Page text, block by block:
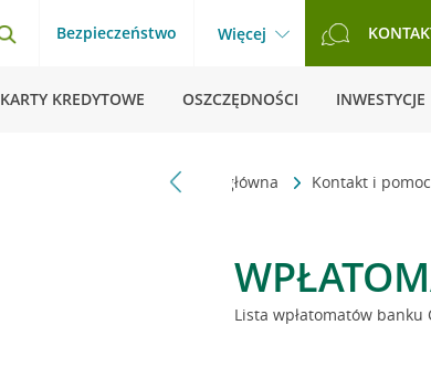
Bezpieczeństwo Więcej
KARTY KREDYTOWE OSZCZĘDNOŚCI INWESTYCJE
Strona główna Kontakt i pomoc
Lista wpłatomatów banku